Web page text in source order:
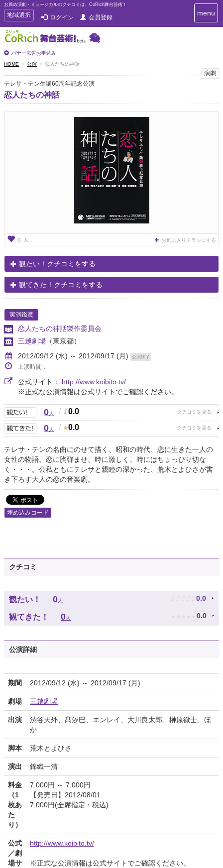
お薦め演劇・ミュージカルのクチコミは、CoRich舞台芸術！
T
o
g
g
e
n
a
v
i
g
地域選択 ログイン 会員登録
バナー広告お申込み
T
o
i
g
menu
HOME 公演 恋人たちの神話
演劇
テレサ・テン生誕60周年記念公演
恋人たちの神話
0 人 お気に入りチラシにする
観たい！クチコミをする
観てきた！クチコミをする
実演鑑賞
恋人たちの神話製作委員会
三越劇場 （東京都）
2012/09/12 (水) ～ 2012/09/17 (月)
公演終了
上演時間：
公式サイト： http://www.koibito.tv/
※正式な公演情報は公式サイトでご確認ください。
0人 / 0.0
0人 / 0.0
テレサ・テンの名曲にのせて描く、昭和の時代、恋に生きた一人の
女性の物語。恋に胸弾ませ、時に激しく、時にはちょっぴり切な
く・・・。公私ともにテレサと親睦の深かった、荒木とよひさが書
き下ろす大人の恋の音楽劇。
埋め込みコード
クチコミ
観たい！ 0人 ♪ ♪ ♪ ♪ ♪ 0.0
観てきた！ 0人 ★ ★ ★ ★ ★ 0.0
公演詳細
期間 2012/09/12 (水) ～ 2012/09/17 (月)
劇場 三越劇場
出演
渋谷天外、髙汐巴、エンレイ、大川良太郎、榊原徹士、ほ
か
脚本 荒木とよひさ
演出 錦織一清
料金
（1
枚あ
た
り）
7,000円 ～ 7,000円
【発売日】2012/08/01
7,000円(全席指定・税込)
公式
／劇
場サ
http://www.koibito.tv/
※正式な公演情報は公式サイトでご確認ください。